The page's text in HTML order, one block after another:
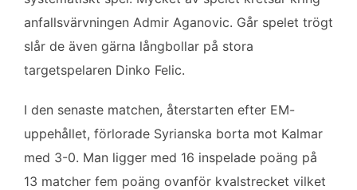
anfallsvärvningen Admir Aganovic. Går spelet trögt
slår de även gärna långbollar på stora
targetspelaren Dinko Felic.
I den senaste matchen, återstarten efter EM-
uppehållet, förlorade Syrianska borta mot Kalmar
med 3-0. Man ligger med 16 inspelade poäng på
13 matcher fem poäng ovanför kvalstrecket vilket